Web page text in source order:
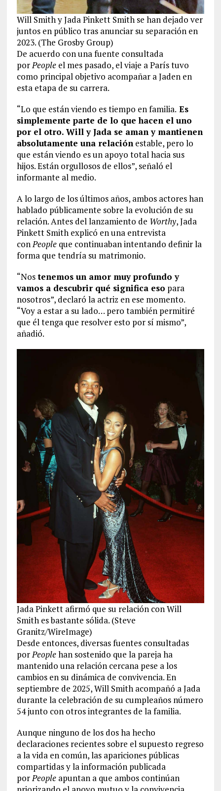
Will Smith y Jada Pinkett Smith se han dejado ver
juntos en público tras anunciar su separación en
2023. (The Grosby Group)
De acuerdo con una fuente consultada
porPeopleel mes pasado, el viaje a París tuvo
como principal objetivo acompañar a Jaden en
esta etapa de su carrera.
“Lo que están viendo es tiempo en familia. Es
simplemente parte de lo que hacen el uno
por el otro. Will y Jada se aman y mantienen
absolutamente una relaciónestable, pero lo
que están viendo es un apoyo total hacia sus
hijos. Están orgullosos de ellos”, señaló el
informante al medio.
A lo largo de los últimos años, ambos actores han
hablado públicamente sobre la evolución de su
relación. Antes del lanzamiento de Worthy, Jada
Pinkett Smith explicó en una entrevista
conPeopleque continuaban intentando definir la
forma que tendría su matrimonio.
“Nostenemos un amor muy profundo y
vamos a descubrir qué significa eso para
nosotros”, declaró la actriz en ese momento.
“Voy a estar a su lado… pero también permitiré
que él tenga que resolver esto por sí mismo”,
añadió.
Jada Pinkett afirmó que su relación con Will
Smith es bastante sólida. (Steve
Granitz/WireImage)
Desde entonces, diversas fuentes consultadas
porPeoplehan sostenido que la pareja ha
mantenido una relación cercana pese a los
cambios en su dinámica de convivencia. En
septiembre de 2025, Will Smith acompañó a Jada
durante la celebración de su cumpleaños número
54 junto con otros integrantes de la familia.
Aunque ninguno de los dos ha hecho
declaraciones recientes sobre el supuesto regreso
a la vida en común, las apariciones públicas
compartidas y la información publicada
porPeopleapuntan a que ambos continúan